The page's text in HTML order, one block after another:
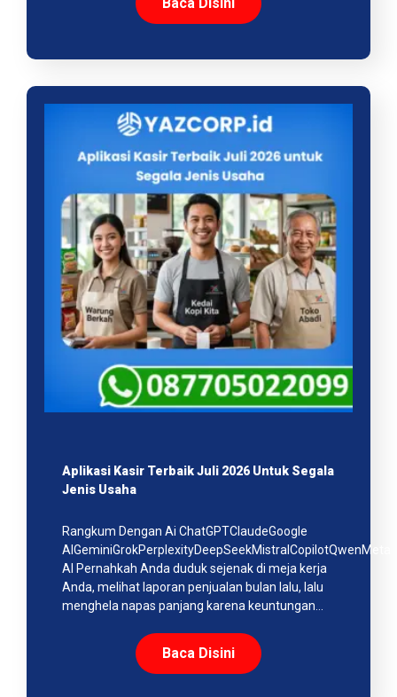
Aplikasi Kasir Terbaik Juli 2026 Untuk Segala
Jenis Usaha
Rangkum Dengan Ai ChatGPTClaudeGoogle
AIGeminiGrokPerplexityDeepSeekMistralCopilotQwenMeta
AI Pernahkah Anda duduk sejenak di meja kerja
Anda, melihat laporan penjualan bulan lalu, lalu
menghela napas panjang karena keuntungan…
Baca Disini